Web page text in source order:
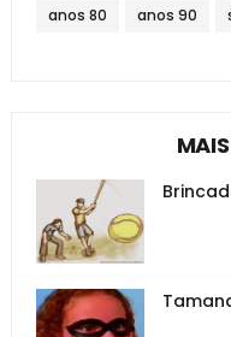
anos 80 anos 90